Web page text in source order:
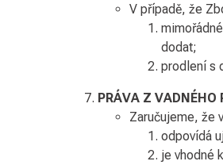
V případě, že
dodat;
prodlení s
PRÁVA Z VADNÉHO
Zaručujeme, že
odpovídá
je vhodné